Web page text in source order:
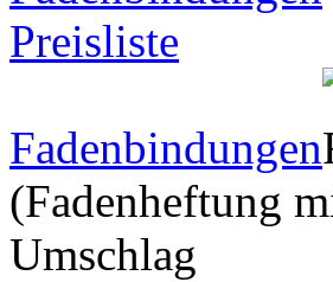
Preisliste
Fadenbindungen
(Fadenheftung
Umschlag